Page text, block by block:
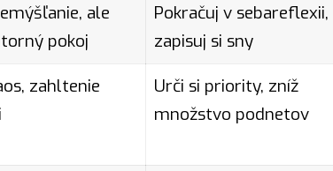
ale
pokoj
Pokračuj v sebareflexii,
zapisuj si sny
zahltenie
Urči si priority, zníž
množstvo podnetov